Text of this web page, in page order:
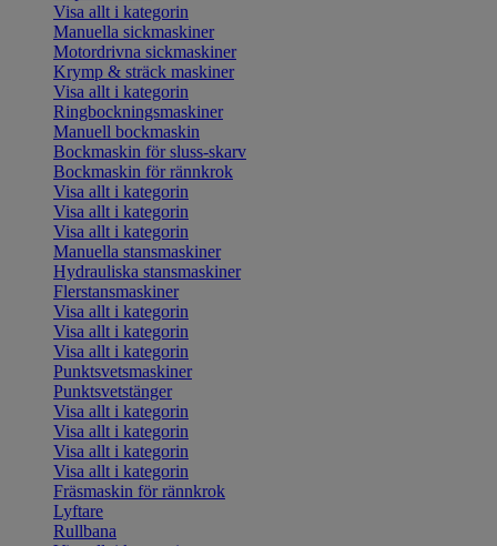
Visa allt i kategorin
Manuella sickmaskiner
Motordrivna sickmaskiner
Krymp & sträck maskiner
Visa allt i kategorin
Ringbockningsmaskiner
Manuell bockmaskin
Bockmaskin för sluss-skarv
Bockmaskin för rännkrok
Visa allt i kategorin
Visa allt i kategorin
Visa allt i kategorin
Manuella stansmaskiner
Hydrauliska stansmaskiner
Flerstansmaskiner
Visa allt i kategorin
Visa allt i kategorin
Visa allt i kategorin
Punktsvetsmaskiner
Punktsvetstänger
Visa allt i kategorin
Visa allt i kategorin
Visa allt i kategorin
Visa allt i kategorin
Fräsmaskin för rännkrok
Lyftare
Rullbana